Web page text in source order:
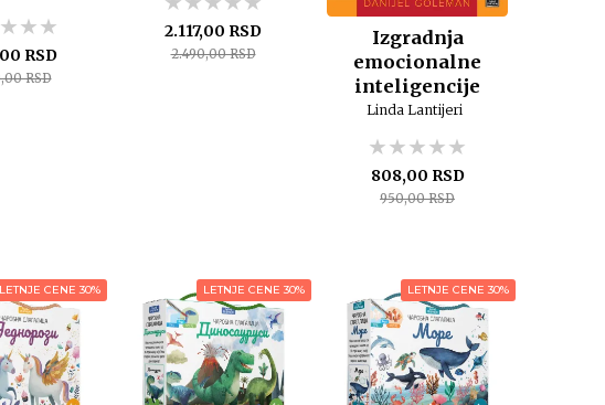
RSD
RSD
2.117,00 RSD
2.490,00 RSD
Izgradnja
emocionalne
inteligencije
Linda Lantijeri
★★★★★
★★★★★
★★★★★
808,00 RSD
950,00 RSD
LETNJE CENE 30% LETNJE CENE 30% LETNJE CENE 30%